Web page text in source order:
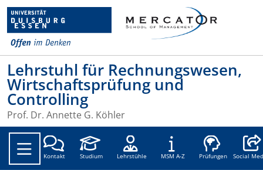
Lehrstuhl für Rechnungswesen,
Wirtschaftsprüfung und
Controlling
Prof. Dr. Annette G. Köhler
Kontakt Studium Lehrstühle MSM A-Z Prüfungen Social